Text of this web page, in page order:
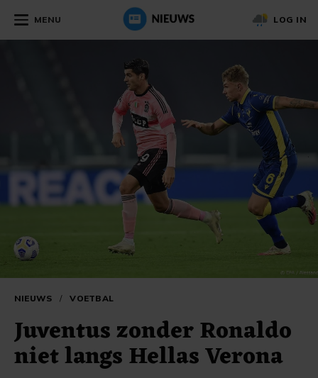
MENU LOG IN
NIEUWS / VOETBAL
Juventus zonder Ronaldo
niet langs Hellas Verona